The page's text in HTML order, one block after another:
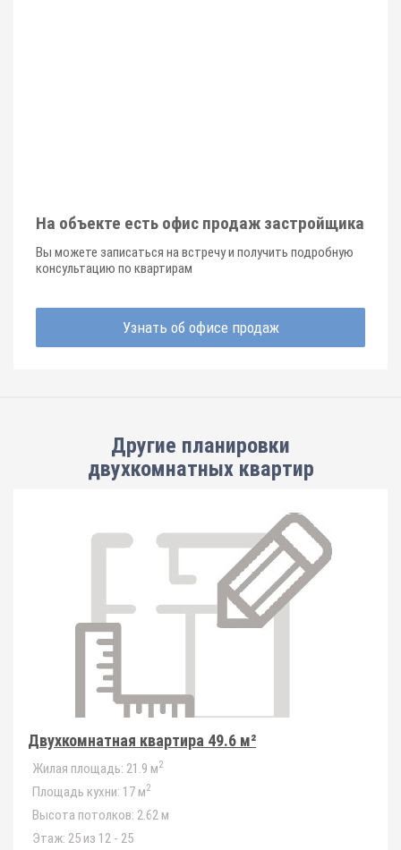
На объекте есть офис продаж застройщика
Вы можете записаться на встречу и получить подробную
консультацию по квартирам
Узнать об офисе продаж
Другие планировки
двухкомнатных квартир
Двухкомнатная квартира 49.6 м²
Жилая площадь: 21.9 м2
Площадь кухни: 17 м2
Высота потолков: 2.62 м
Этаж: 25 из 12 - 25